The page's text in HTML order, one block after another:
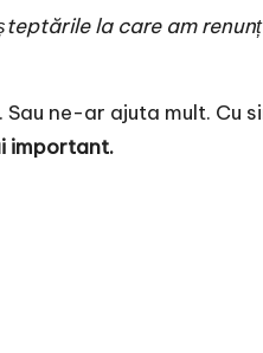
la care am
ne-ar ajuta mult. Cu
important.